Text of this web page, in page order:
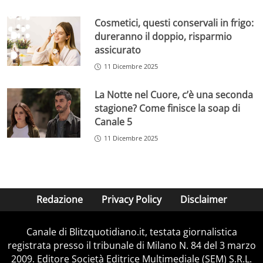
Cosmetici, questi conservali in frigo:
dureranno il doppio, risparmio
assicurato
11 Dicembre 2025
La Notte nel Cuore, c’è una seconda
stagione? Come finisce la soap di
Canale 5
11 Dicembre 2025
Redazione Privacy Policy Disclaimer
Canale di Blitzquotidiano.it, testata giornalistica
registrata presso il tribunale di Milano N. 84 del 3 marzo
2009. Editore Società Editrice Multimediale (SEM) S.R.L.